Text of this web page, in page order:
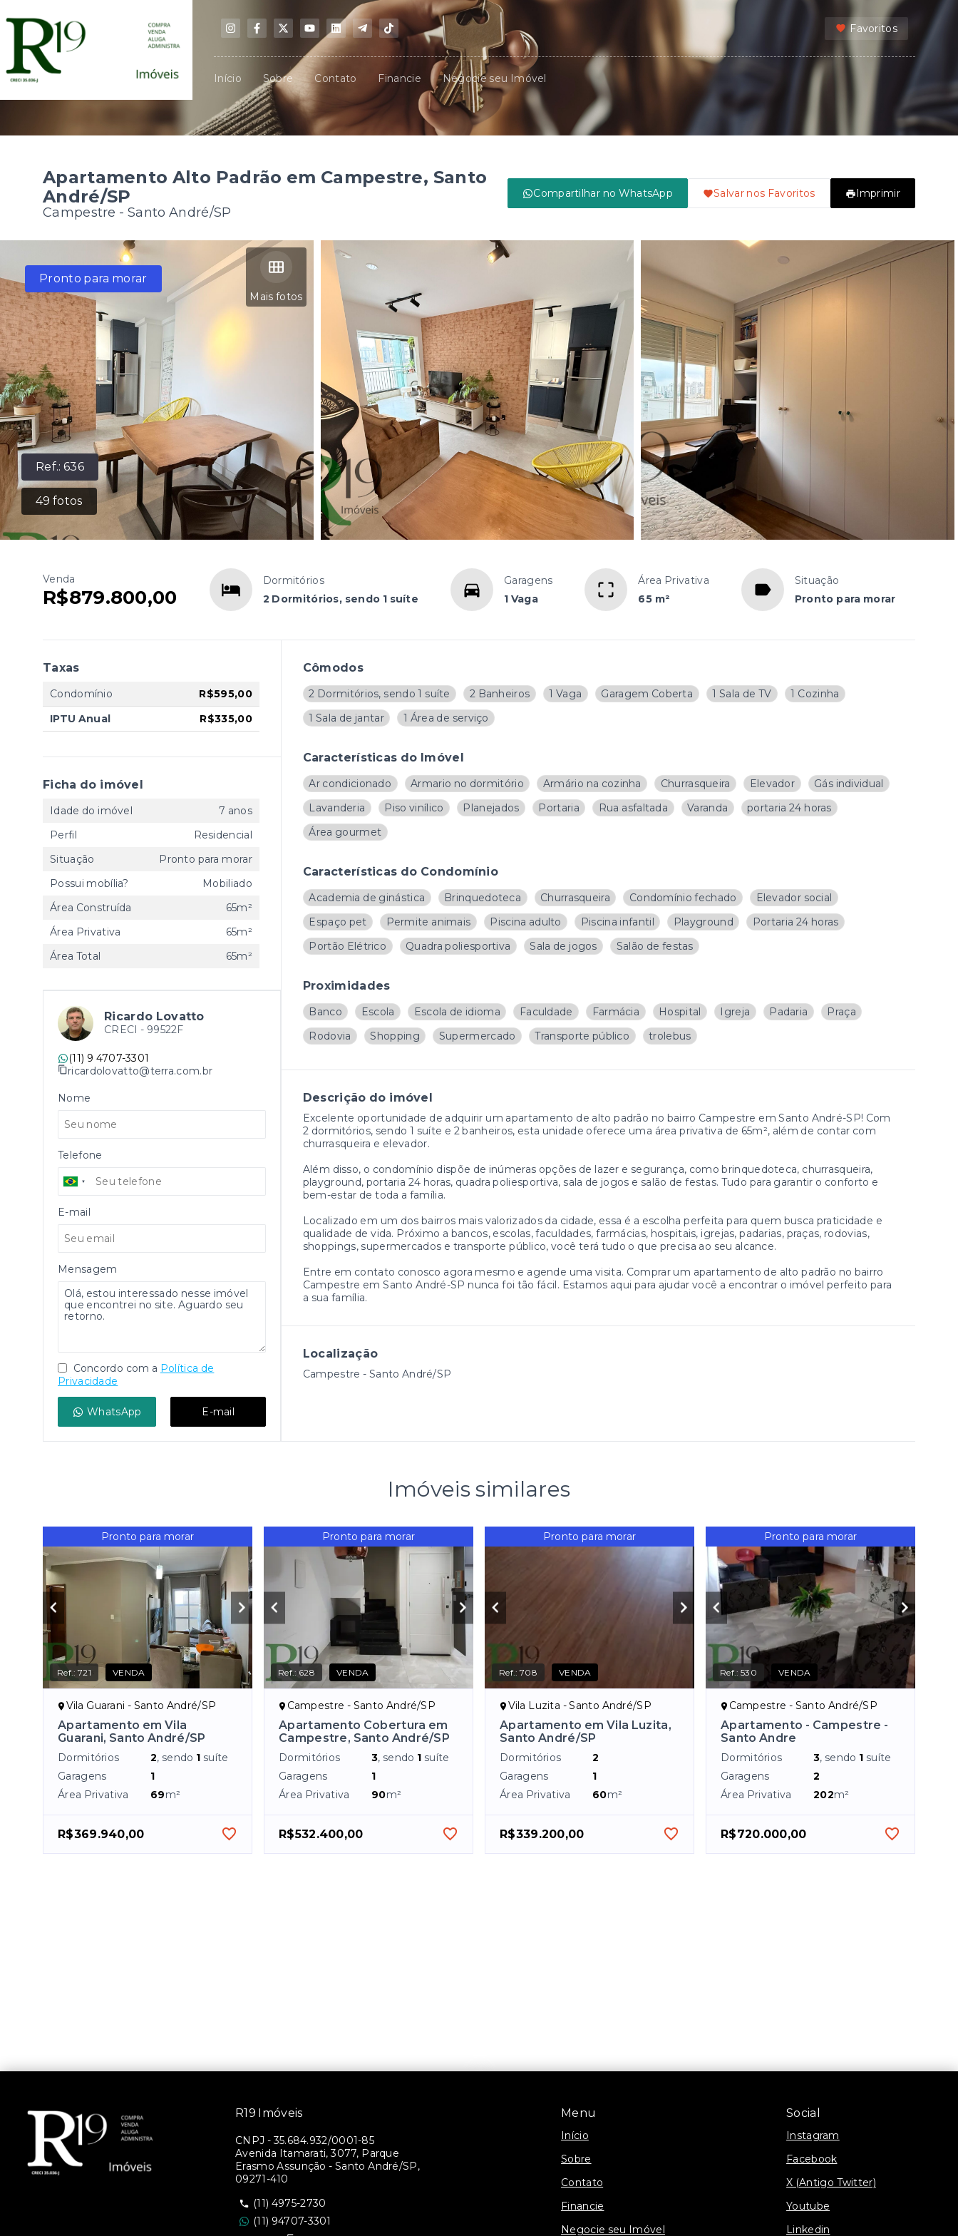
Favoritos
Início Sobre Contato Financie Negocie seu Imóvel
Apartamento Alto Padrão em Campestre, Santo
André/SP
Campestre - Santo André/SP
Compartilhar no WhatsApp Salvar nos Favoritos Imprimir
Ref.:636
49 fotos
Mais fotos
Pronto para morar
Venda
R$879.800,00
Dormitórios
2 Dormitórios, sendo 1 suíte
Garagens
1 Vaga
Área Privativa
65 m²
Situação
Pronto para morar
Cômodos
2 Dormitórios, sendo 1 suíte 2 Banheiros 1 Vaga Garagem Coberta 1 Sala de TV
1 Cozinha
1 Sala de jantar
1 Área de serviço
Características do Imóvel
Ar condicionado Armario no dormitório Armário na cozinha Churrasqueira Elevador
Gás individual
Lavanderia
Piso vinílico Planejados Portaria Rua asfaltada Varanda
portaria 24 horas
Área gourmet
Características do Condomínio
Academia de ginástica Brinquedoteca Churrasqueira Condomínio fechado
Elevador social
Espaço pet
Permite animais Piscina adulto Piscina infantil Playground
Portaria 24 horas
Portão Elétrico
Quadra poliesportiva Sala de jogos Salão de festas
Proximidades
Banco Escola Escola de idioma Faculdade Farmácia Hospital Igreja Padaria
Praça
Rodovia
Shopping Supermercado Transporte público trolebus
Descrição do imóvel
Excelente oportunidade de adquirir um apartamento de alto padrão no bairro Campestre em Santo André-SP! Com
2 dormitórios, sendo 1 suíte e 2 banheiros, esta unidade oferece uma área privativa de 65m², além de contar com
churrasqueira e elevador.
Além disso, o condomínio dispõe de inúmeras opções de lazer e segurança, como brinquedoteca, churrasqueira,
playground, portaria 24 horas, quadra poliesportiva, sala de jogos e salão de festas. Tudo para garantir o conforto e
bem-estar de toda a família.
Localizado em um dos bairros mais valorizados da cidade, essa é a escolha perfeita para quem busca praticidade e
qualidade de vida. Próximo a bancos, escolas, faculdades, farmácias, hospitais, igrejas, padarias, praças, rodovias,
shoppings, supermercados e transporte público, você terá tudo o que precisa ao seu alcance.
Entre em contato conosco agora mesmo e agende uma visita. Comprar um apartamento de alto padrão no bairro
Campestre em Santo André-SP nunca foi tão fácil. Estamos aqui para ajudar você a encontrar o imóvel perfeito para
a sua família.
Localização
Campestre - Santo André/SP
Taxas
Condomínio
R$595,00
IPTU Anual
R$335,00
Ficha do imóvel
Idade do imóvel
7 anos
Perfil
Residencial
Situação
Pronto para morar
Possui mobília?
Mobiliado
Área Construída
65m²
Área Privativa
65m²
Área Total
65m²
Ricardo Lovatto
CRECI - 99522F
(11) 9 4707-3301
ricardolovatto@terra.com.br
Nome
Telefone
E-mail
Mensagem
Concordo com a Política de
Privacidade
WhatsApp E-mail
Imóveis similares
Pronto para morar
Ref.:721 VENDA
Vila Guarani - Santo André/SP
Apartamento em Vila
Guarani, Santo André/SP
Dormitórios 2, sendo 1 suíte
Garagens
1
Área Privativa
69m²
R$369.940,00
Pronto para morar
Ref.: 628 VENDA
Campestre - Santo André/SP
Apartamento Cobertura em
Campestre, Santo André/SP
Dormitórios 3, sendo 1 suíte
Garagens
1
Área Privativa
90m²
R$532.400,00
Pronto para morar
Ref.:708 VENDA
Vila Luzita - Santo André/SP
Apartamento em Vila Luzita,
Santo André/SP
Dormitórios
2
Garagens
1
Área Privativa
60m²
R$339.200,00
Pronto para morar
Ref.:530 VENDA
Campestre - Santo André/SP
Apartamento - Campestre -
Santo Andre
Dormitórios 3, sendo 1 suíte
Garagens
2
Área Privativa
202m²
R$720.000,00
Menu
Início
Sobre
Contato
Financie
Negocie seu Imóvel
Social
Instagram
Facebook
X (Antigo Twitter)
Youtube
Linkedin
R19 Imóveis
CNPJ -35.684.932/0001-85
Avenida Itamarati, 3077, Parque
Erasmo Assunção - Santo André/SP,
09271-410
(11) 4975-2730
(11) 94707-3301